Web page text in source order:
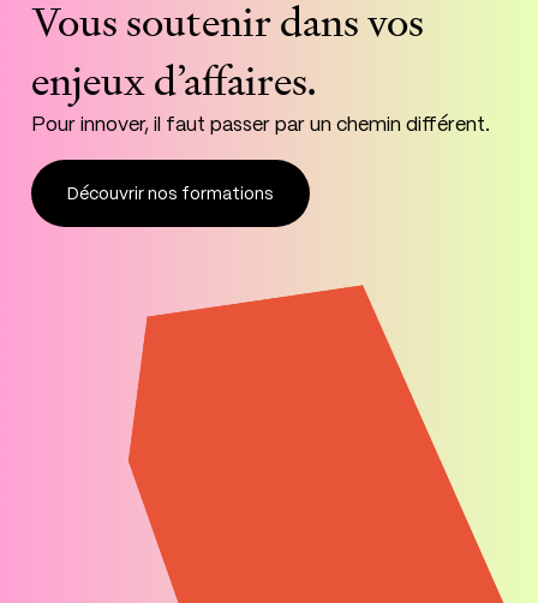
Vous soutenirdansvos
enjeuxd’affaires.
Pour innover, il faut passer par un chemin différent.
Découvrir nos formations
Découvrir nos formations